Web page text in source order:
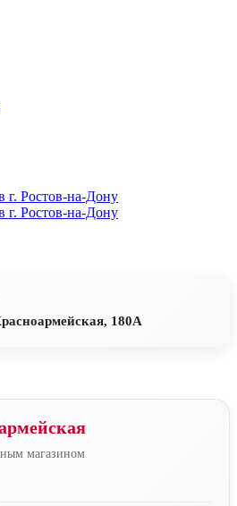
г. Ростов-на-Дону
г. Ростов-на-Дону
180А
магазином